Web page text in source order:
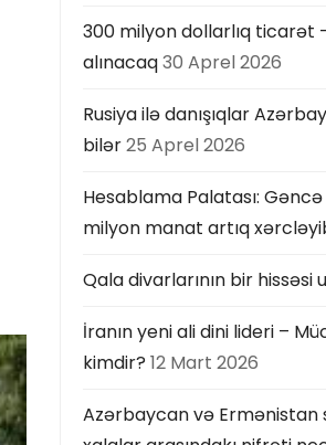
300 milyon dollarlıq ticarət
alınacaq30 Aprel 2026
Rusiya ilə danışıqlar
bilər25 Aprel 2026
Hesablama Palatası:
milyon manat artıq
Qala divarlarının bir hissəsi
İranın yeni ali dini lideri –
kimdir? 12 Mart 2026
Azərbaycan və Ermənistan